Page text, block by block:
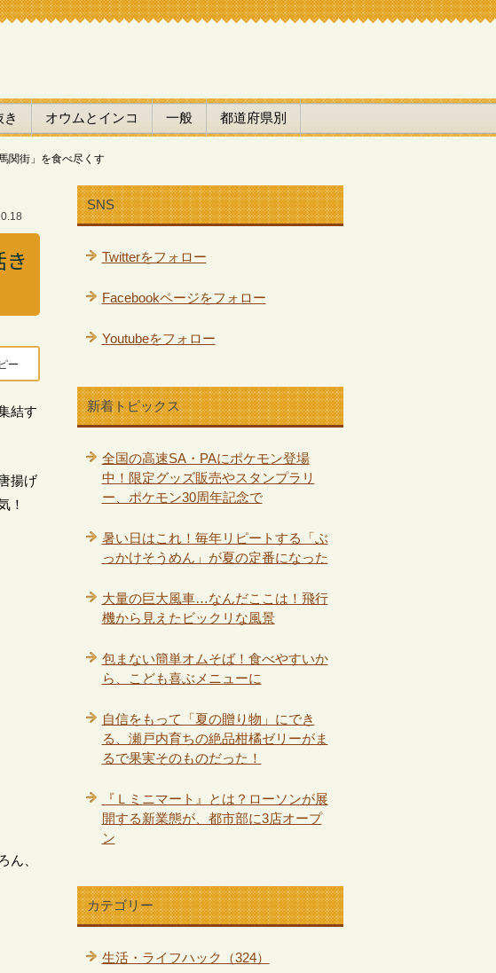
き オウムとインコ 一般 都道府県別
関街」を食べ尽くす
ー
結す
揚げ
！
ん、
SNS
Twitterをフォロー
Facebookページをフォロー
Youtubeをフォロー
新着トピックス
全国の高速SA・PAにポケモン登場
中！限定グッズ販売やスタンプラリ
ー、ポケモン30周年記念で
暑い日はこれ！毎年リピートする「ぶ
っかけそうめん」が夏の定番になった
大量の巨大風車…なんだここは！飛行
機から見えたビックリな風景
包まない簡単オムそば！食べやすいか
ら、こども喜ぶメニューに
自信をもって「夏の贈り物」にでき
る、瀬戸内育ちの絶品柑橘ゼリーがま
るで果実そのものだった！
『Ｌミニマート』とは？ローソンが展
開する新業態が、都市部に3店オープ
ン
カテゴリー
生活・ライフハック（324）